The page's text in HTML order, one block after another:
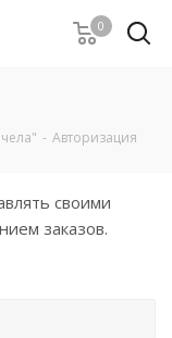
0
- Авторизация
своими
заказов.